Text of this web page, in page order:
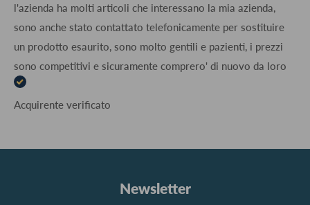
l'azienda ha molti articoli che interessano la mia azienda,
sono anche stato contattato telefonicamente per sostituire
un prodotto esaurito, sono molto gentili e pazienti, i prezzi
sono competitivi e sicuramente comprero' di nuovo da loro
Acquirente verificato
Newsletter